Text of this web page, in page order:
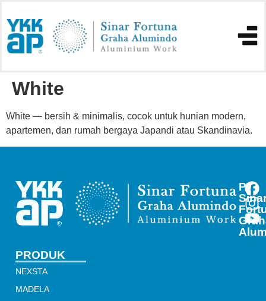
White
White — bersih & minimalis, cocok untuk hunian modern,
apartemen, dan rumah bergaya Japandi atau Skandinavia.
PT
PRODUK
NEXSTA
MADELA